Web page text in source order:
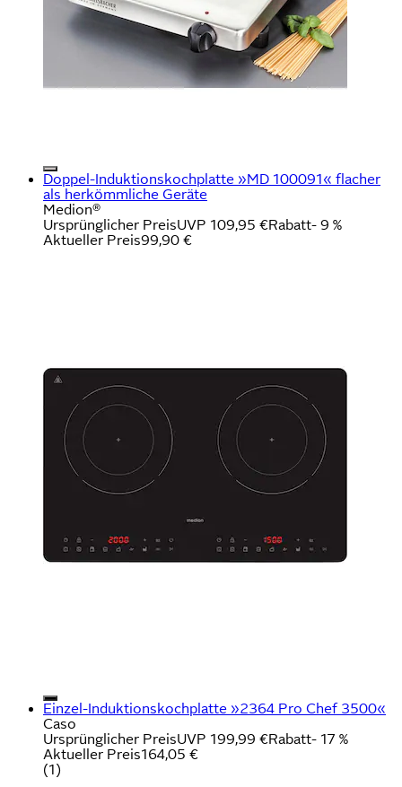
Doppel-Induktionskochplatte »MD 100091« flacher
als herkömmliche Geräte
Medion®
Ursprünglicher PreisUVP 109,95 €Rabatt- 9 %
Aktueller Preis99,90 €
Einzel-Induktionskochplatte »2364 Pro Chef 3500«
Caso
Ursprünglicher PreisUVP 199,99 €Rabatt- 17 %
Aktueller Preis164,05 €
(1)